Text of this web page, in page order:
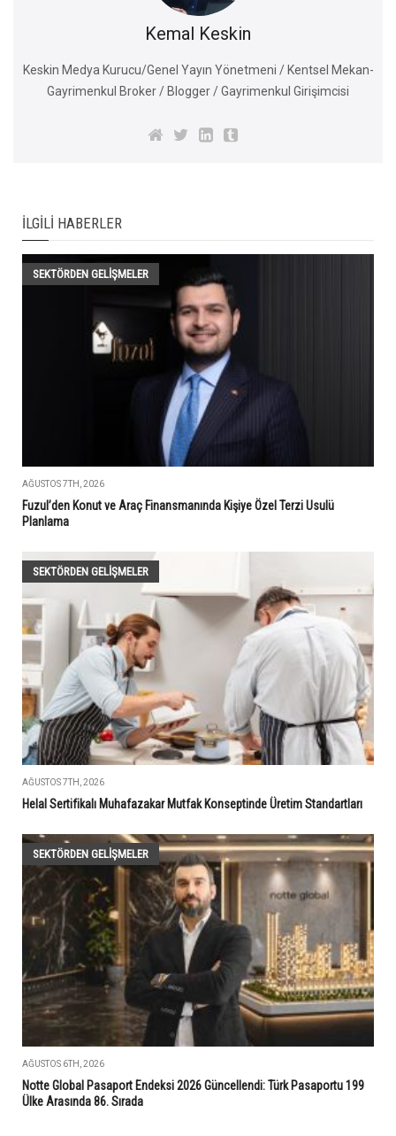
Kemal Keskin
Keskin Medya Kurucu/Genel Yayın Yönetmeni / Kentsel Mekan-
Gayrimenkul Broker / Blogger / Gayrimenkul Girişimcisi
İLGILI HABERLER
SEKTÖRDEN GELIŞMELER
AĞUSTOS 7TH, 2026
Fuzul’den Konut ve Araç Finansmanında Kişiye Özel Terzi Usulü
Planlama
SEKTÖRDEN GELIŞMELER
AĞUSTOS 7TH, 2026
Helal Sertifikalı Muhafazakar Mutfak Konseptinde Üretim Standartları
SEKTÖRDEN GELIŞMELER
AĞUSTOS 6TH, 2026
Notte Global Pasaport Endeksi 2026 Güncellendi: Türk Pasaportu 199
Ülke Arasında 86. Sırada